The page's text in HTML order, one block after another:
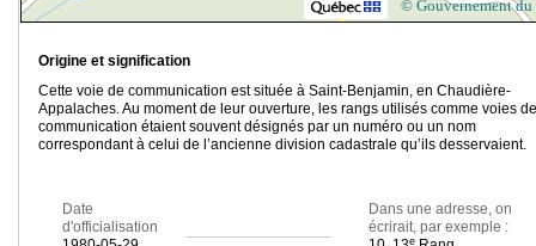
© Gouvernement du
Origine et signification
Cette voie de communication est située à Saint-Benjamin, en Chaudière-
Appalaches. Au moment de leur ouverture, les rangs utilisés comme voies de
communication étaient souvent désignés par un numéro ou un nom
correspondant à celui de l’ancienne division cadastrale qu’ils desservaient.
Date
d'officialisation
Dans une adresse, on
écrirait, par exemple :
e